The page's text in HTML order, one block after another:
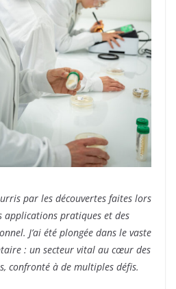
par les découvertes faites lors
applications pratiques et des
J’ai été plongée dans le vaste
: un secteur vital au cœur des
confronté à de multiples défis.